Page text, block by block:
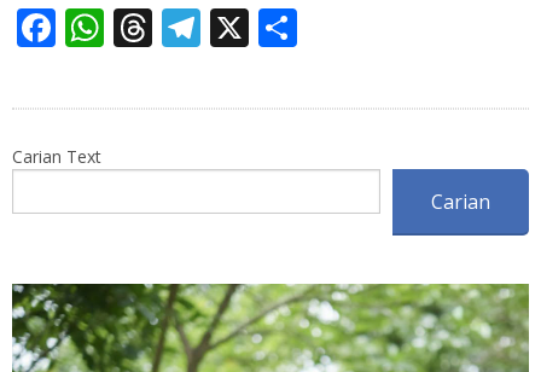
Facebook
WhatsApp
Threads
Telegram
X
Carian Text
Carian